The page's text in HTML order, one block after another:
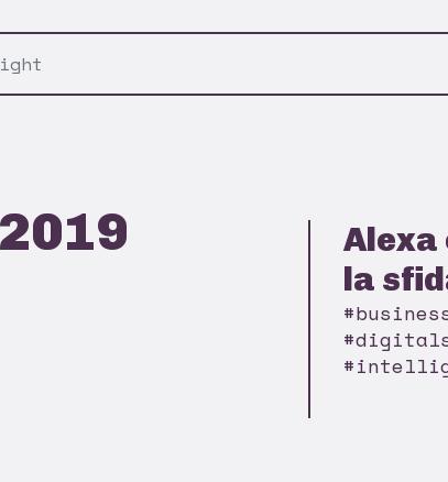
Alexa
la